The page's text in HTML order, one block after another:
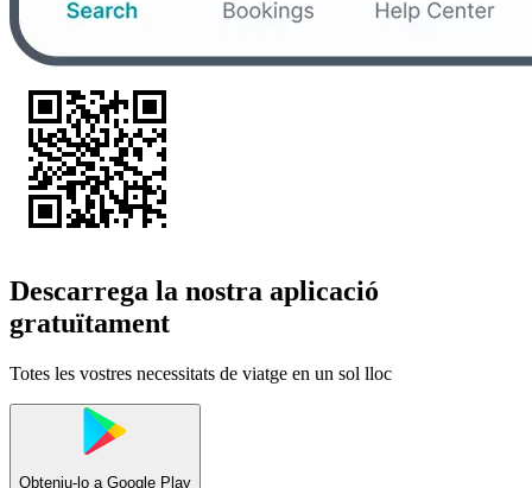
Descarrega la nostra aplicació
gratuïtament
Totes les vostres necessitats de viatge en un sol lloc
Obteniu-lo a Google Play